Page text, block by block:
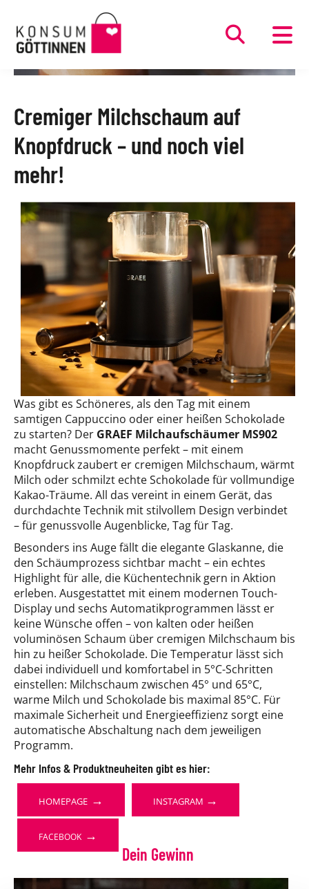
zum
Inhalt
Cremiger Milchschaum auf
Knopfdruck – und noch viel
mehr!
Was gibt es Schöneres, als den Tag mit einem
samtigen Cappuccino oder einer heißen Schokolade
zu starten? Der GRAEF Milchaufschäumer MS902
macht Genussmomente perfekt – mit einem
Knopfdruck zaubert er cremigen Milchschaum, wärmt
Milch oder schmilzt echte Schokolade für vollmundige
Kakao-Träume. All das vereint in einem Gerät, das
durchdachte Technik mit stilvollem Design verbindet
– für genussvolle Augenblicke, Tag für Tag.
Besonders ins Auge fällt die elegante Glaskanne, die
den Schäumprozess sichtbar macht – ein echtes
Highlight für alle, die Küchentechnik gern in Aktion
erleben. Ausgestattet mit einem modernen Touch-
Display und sechs Automatikprogrammen lässt er
keine Wünsche offen – von kalten oder heißen
voluminösen Schaum über cremigen Milchschaum bis
hin zu heißer Schokolade. Die Temperatur lässt sich
dabei individuell und komfortabel in 5°C-Schritten
einstellen: Milchschaum zwischen 45° und 65°C,
warme Milch und Schokolade bis maximal 85°C. Für
maximale Sicherheit und Energieeffizienz sorgt eine
automatische Abschaltung nach dem jeweiligen
Programm.
Mehr Infos & Produktneuheiten gibt es hier:
HOMEPAGE → INSTAGRAM →
FACEBOOK →
Dein Gewinn